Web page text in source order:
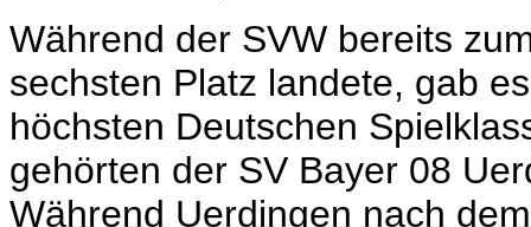
Während der SVW bereits
sechsten Platz landete, gab
höchsten Deutschen
gehörten der SV Bayer 08
Während Uerdingen nach